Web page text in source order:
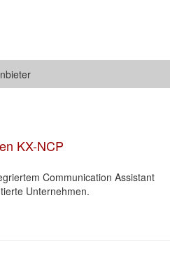
KX-NCP
Communication Assistant
Unternehmen.